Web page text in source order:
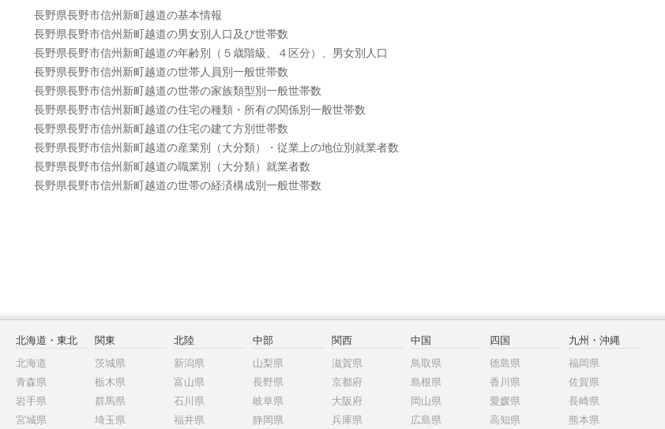
長野県長野市信州新町越道の基本情報
長野県長野市信州新町越道の男女別人口及び世帯数
長野県長野市信州新町越道の年齢別（５歳階級、４区分）、男女別人口
長野県長野市信州新町越道の世帯人員別一般世帯数
長野県長野市信州新町越道の世帯の家族類型別一般世帯数
長野県長野市信州新町越道の住宅の種類・所有の関係別一般世帯数
長野県長野市信州新町越道の住宅の建て方別世帯数
長野県長野市信州新町越道の産業別（大分類）・従業上の地位別就業者数
長野県長野市信州新町越道の職業別（大分類）就業者数
長野県長野市信州新町越道の世帯の経済構成別一般世帯数
北海道・東北
北海道
青森県
岩手県
宮城県
関東
茨城県
栃木県
群馬県
埼玉県
北陸
新潟県
富山県
石川県
福井県
中部
山梨県
長野県
岐阜県
静岡県
関西
滋賀県
京都府
大阪府
兵庫県
中国
鳥取県
島根県
岡山県
広島県
四国
徳島県
香川県
愛媛県
高知県
九州・沖縄
福岡県
佐賀県
長崎県
熊本県